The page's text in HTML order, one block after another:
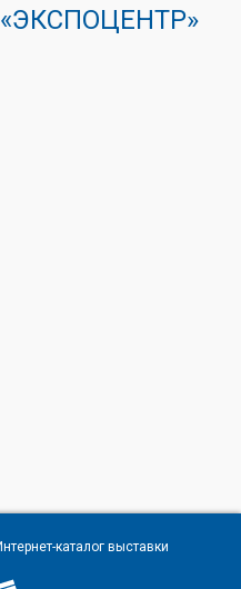
каталог выставки